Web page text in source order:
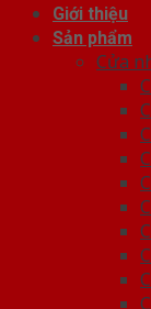
Giới thiệu
Sản phẩm
Cửa